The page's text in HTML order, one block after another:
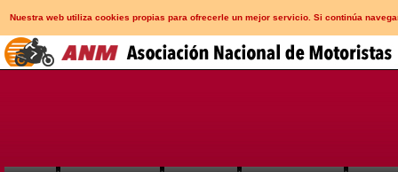
Nuestra web utiliza cookies propias para ofrecerle un mejor servicio. Si continúa